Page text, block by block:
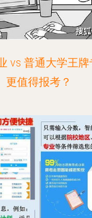
vs 普通大学王
更值得报考？